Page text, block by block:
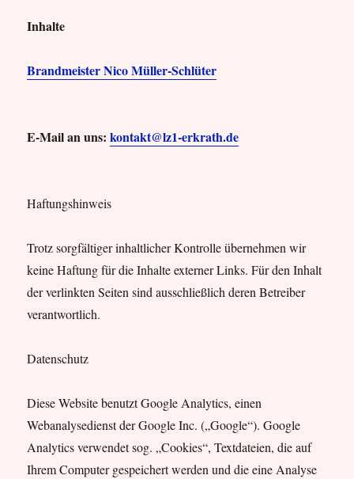
Inhalte
Brandmeister Nico Müller-Schlüter
E-Mail an uns:kontakt@lz1-erkrath.de
Haftungshinweis
Trotz sorgfältiger inhaltlicher Kontrolle übernehmen wir
keine Haftung für die Inhalte externer Links. Für den Inhalt
der verlinkten Seiten sind ausschließlich deren Betreiber
verantwortlich.
Datenschutz
Diese Website benutzt Google Analytics, einen
Webanalysedienst der Google Inc. („Google“). Google
Analytics verwendet sog. „Cookies“, Textdateien, die auf
Ihrem Computer gespeichert werden und die eine Analyse